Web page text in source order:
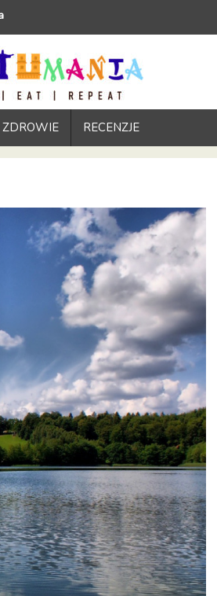
ZDROWIE RECENZJE